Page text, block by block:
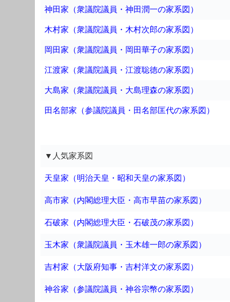
神田家（衆議院議員・神田潤一の家系図）
木村家（衆議院議員・木村次郎の家系図）
岡田家（衆議院議員・岡田華子の家系図）
江渡家（衆議院議員・江渡聡徳の家系図）
大島家（衆議院議員・大島理森の家系図）
田名部家（参議院議員・田名部匡代の家系図）
▼人気家系図
天皇家（明治天皇・昭和天皇の家系図）
高市家（内閣総理大臣・高市早苗の家系図）
石破家（内閣総理大臣・石破茂の家系図）
玉木家（衆議院議員・玉木雄一郎の家系図）
吉村家（大阪府知事・吉村洋文の家系図）
神谷家（参議院議員・神谷宗幣の家系図）